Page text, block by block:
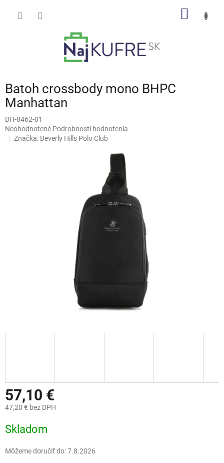
Batoh crossbody mono BHPC
Manhattan
BH-8462-01
Priemerné
hodnotenie
Neohodnotené Podrobnosti hodnotenia
Značka: Beverly Hills Polo Club
57,10 €
47,20 € bez DPH
cena:
Skladom
Môžeme doručiť do:7.8.2026